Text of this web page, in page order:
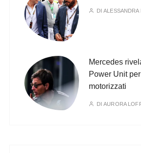
DI
Mercedes
Power Unit
motorizzati
DIAURORA